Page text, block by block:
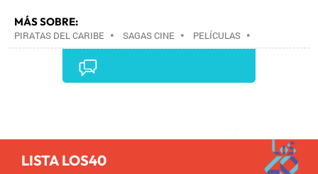
MÁS SOBRE:
PIRATAS DEL CARIBE • SAGAS CINE • PELÍCULAS •
LISTA LOS40